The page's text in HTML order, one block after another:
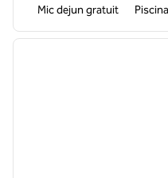
Mic dejun gratuit
1 din 10